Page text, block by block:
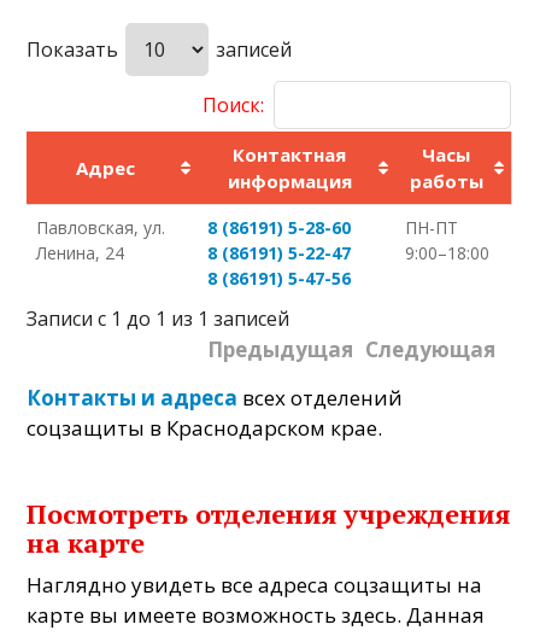
Показать записей
Поиск:
Адрес
Контактная
информация
Часы
работы
Павловская, ул.
Ленина, 24
8 (86191) 5-28-60
8 (86191) 5-22-47
8 (86191) 5-47-56
ПН-ПТ
9:00–18:00
Записи с 1 до 1 из 1 записей
Предыдущая Следующая
Контакты и адреса всех отделений
соцзащиты в Краснодарском крае.
Посмотреть отделения учреждения
на карте
Наглядно увидеть все адреса соцзащиты на
карте вы имеете возможность здесь. Данная